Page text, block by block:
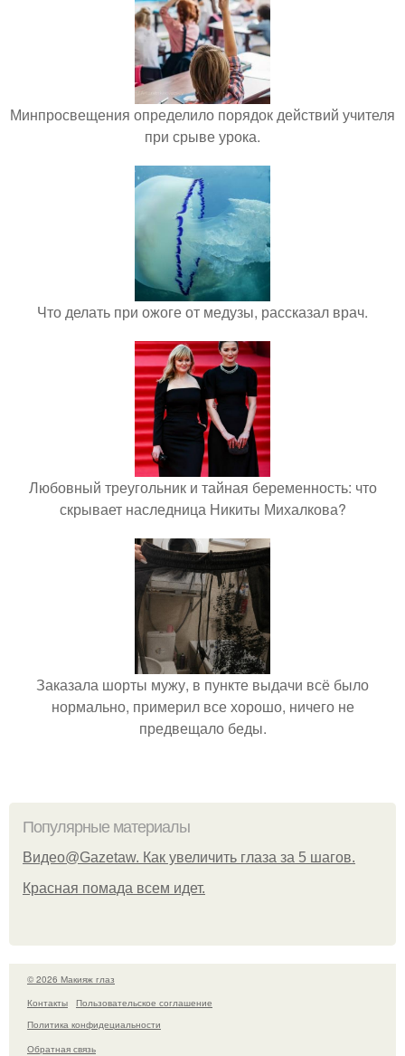
Минпросвещения определило порядок действий учителя
при срыве урока.
Что делать при ожоге от медузы, рассказал врач.
Любовный треугольник и тайная беременность: что
скрывает наследница Никиты Михалкова?
Заказала шорты мужу, в пункте выдачи всё было
нормально, примерил все хорошо, ничего не
предвещало беды.
Популярные материалы
Видео@Gazetaw. Как увеличить глаза за 5 шагов.
Красная помада всем идет.
© 2026 Макияж глаз
Контакты
Пользовательское соглашение
Политика конфидециальности
Обратная связь